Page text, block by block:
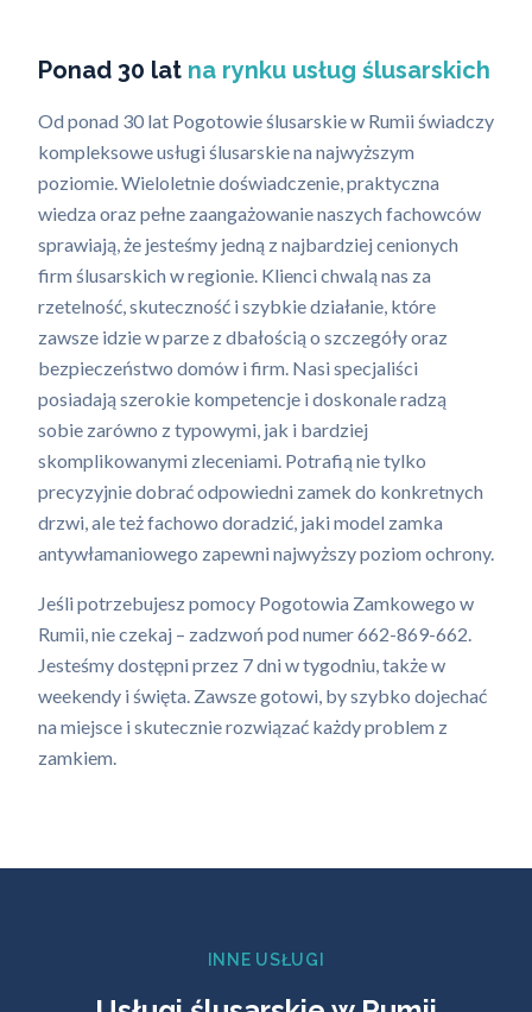
Ponad 30 lat na rynku usług ślusarskich
Od ponad 30 lat Pogotowie ślusarskie w Rumii świadczy
kompleksowe usługi ślusarskie na najwyższym
poziomie. Wieloletnie doświadczenie, praktyczna
wiedza oraz pełne zaangażowanie naszych fachowców
sprawiają, że jesteśmy jedną z najbardziej cenionych
firm ślusarskich w regionie. Klienci chwalą nas za
rzetelność, skuteczność i szybkie działanie, które
zawsze idzie w parze z dbałością o szczegóły oraz
bezpieczeństwo domów i firm. Nasi specjaliści
posiadają szerokie kompetencje i doskonale radzą
sobie zarówno z typowymi, jak i bardziej
skomplikowanymi zleceniami. Potrafią nie tylko
precyzyjnie dobrać odpowiedni zamek do konkretnych
drzwi, ale też fachowo doradzić, jaki model zamka
antywłamaniowego zapewni najwyższy poziom ochrony.
Jeśli potrzebujesz pomocy Pogotowia Zamkowego w
Rumii, nie czekaj – zadzwoń pod numer 662-869-662.
Jesteśmy dostępni przez 7 dni w tygodniu, także w
weekendy i święta. Zawsze gotowi, by szybko dojechać
na miejsce i skutecznie rozwiązać każdy problem z
zamkiem.
INNE USŁUGI